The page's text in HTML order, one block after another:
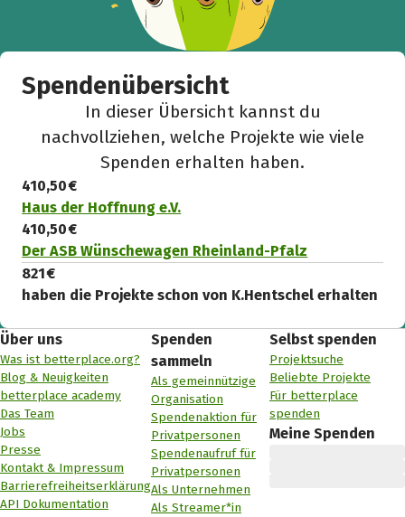
Spendenübersicht
In dieser Übersicht kannst du
nachvollziehen, welche Projekte wie viele
Spenden erhalten haben.
410,50 €
Haus der Hoffnung e.V.
410,50 €
Der ASB Wünschewagen Rheinland-Pfalz
821 €
haben die Projekte schon von K.Hentschel erhalten
Über uns
Was ist betterplace.org?
Blog & Neuigkeiten
betterplace academy
Das Team
Jobs
Presse
Kontakt & Impressum
Barrierefreiheitserklärung
API Dokumentation
Spenden
sammeln
Als gemeinnützige
Organisation
Spendenaktion für
Privatpersonen
Spendenaufruf für
Privatpersonen
Als Unternehmen
Als Streamer*in
Selbst spenden
Projektsuche
Beliebte Projekte
Für betterplace
spenden
Meine Spenden